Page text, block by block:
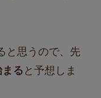
と思うので、先
る と予想しま